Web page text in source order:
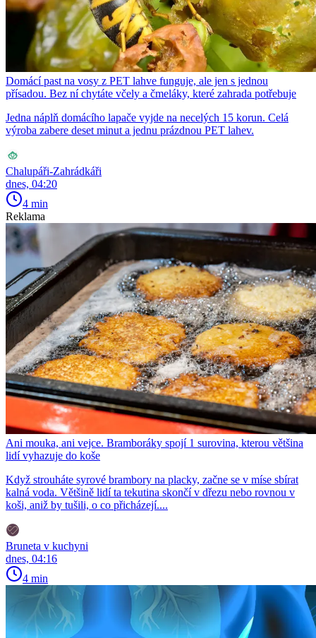
Domácí past na vosy z PET lahve funguje, ale jen s jednou
přísadou. Bez ní chytáte včely a čmeláky, které zahrada potřebuje
Jedna náplň domácího lapače vyjde na necelých 15 korun. Celá
výroba zabere deset minut a jednu prázdnou PET lahev.
Chalupáři-Zahrádkáři
dnes, 04:20
4 min
Reklama
Ani mouka, ani vejce. Bramboráky spojí 1 surovina, kterou většina
lidí vyhazuje do koše
Když strouháte syrové brambory na placky, začne se v míse sbírat
kalná voda. Většině lidí ta tekutina skončí v dřezu nebo rovnou v
koši, aniž by tušili, o co přicházejí....
Bruneta v kuchyni
dnes, 04:16
4 min